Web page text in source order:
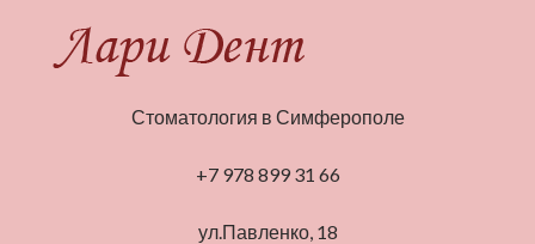
Стоматология в Симферополе
+7 978 899 31 66
ул.Павленко, 18